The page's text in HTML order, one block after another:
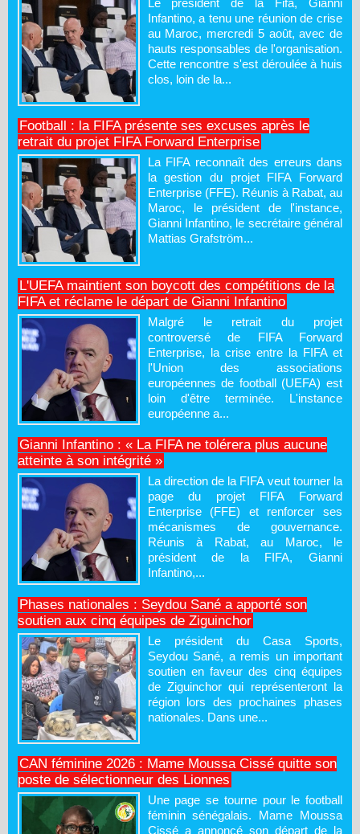
Infantino, a tenu une réunion de crise
au Maroc, mercredi 5 août, avec de
hauts responsables de l'organisation.
Cette rencontre s'est déroulée à huis
clos, loin de la...
Football : la FIFA présente ses excuses après le
retrait du projet FIFA Forward Enterprise
La FIFA reconnaît des erreurs dans
la gestion du projet FIFA Forward
Enterprise (FFE). Réunis à Rabat, au
Maroc, le président de l'instance,
Gianni Infantino, le secrétaire général
Mattias Grafström...
L'UEFA maintient son boycott des compétitions de la
FIFA et réclame le départ de Gianni Infantino
Malgré le retrait du projet
controversé de FIFA Forward
Enterprise, la crise entre la FIFA et
l'Union des associations
européennes de football (UEFA) est
loin d'être terminée. L'instance
européenne a...
Gianni Infantino : « La FIFA ne tolérera plus aucune
atteinte à son intégrité »
La direction de la FIFA veut tourner la
page du projet FIFA Forward
Enterprise (FFE) et renforcer ses
mécanismes de gouvernance.
Réunis à Rabat, au Maroc, le
président de la FIFA, Gianni
Infantino,...
Phases nationales : Seydou Sané a apporté son
soutien aux cinq équipes de Ziguinchor
Le président du Casa Sports,
Seydou Sané, a remis un important
soutien en faveur des cinq équipes
de Ziguinchor qui représenteront la
région lors des prochaines phases
nationales. Dans une...
CAN féminine 2026 : Mame Moussa Cissé quitte son
poste de sélectionneur des Lionnes
Une page se tourne pour le football
féminin sénégalais. Mame Moussa
Cissé a annoncé son départ de la